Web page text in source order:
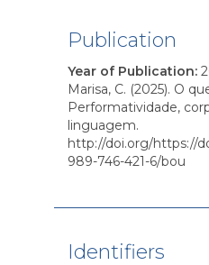
Publication
Year of Publication:
Marisa, C. (2025). O
Performatividade,
linguagem.
http://doi.org/https://
989-746-421-6/bou
Identifiers